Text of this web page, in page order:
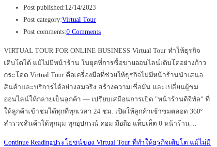
Post published:12/14/2023
Post category:Virtual Tour
Post comments:0 Comments
VIRTUAL TOUR FOR ONLINE BUSINESS Virtual Tour ทำให้ธุรกิจ
เติบโตได้ แม้ไม่มีหน้าร้าน ในยุคที่การซื้อขายออนไลน์เติบโตอย่างก้าว
กระโดด Virtual Tour คือเครื่องมือที่ช่วยให้ธุรกิจไม่มีหน้าร้านนำเสนอ
สินค้าและบริการได้อย่างสมจริง สร้างความเชื่อมั่น และเปลี่ยนผู้ชม
ออนไลน์ให้กลายเป็นลูกค้า — เปรียบเสมือนการเปิด "หน้าร้านดิจิทัล" ที่
ให้ลูกค้าเข้าชมได้ทุกที่ทุกเวลา 24 ชม. เปิดให้ลูกค้าเข้าชมตลอด 360°
สำรวจสินค้าได้ทุกมุม ทุกอุปกรณ์ คอม มือถือ แท็บเล็ต 0 หน้าร้าน…
Continue Readingประโยชน์ของ Virtual Tour ที่ทำให้ธุรกิจเติบโต แม้ไม่มี